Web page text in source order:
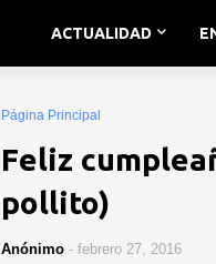
ACTUALIDAD
Página Principal
Feliz
pollito)
Anónimo - febrero 27, 2016